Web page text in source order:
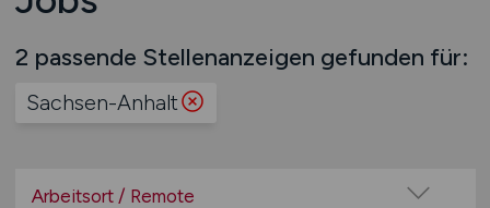
2 passende Stellenanzeigen gefunden für:
Sachsen-Anhalt
Arbeitsort / Remote